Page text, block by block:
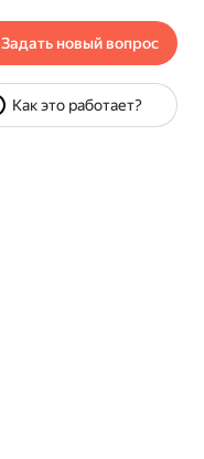
Задать новый вопрос
Как это работает?